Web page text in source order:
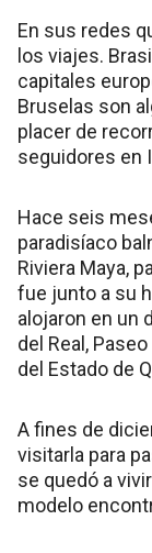
En sus redes
los viajes.
capitales
Bruselas son
placer de
seguidores en
Hace seis
paradisíaco
Riviera Maya,
fue junto a su
alojaron en un
del Real,
del Estado de
A fines de
visitarla para
se quedó a
modelo